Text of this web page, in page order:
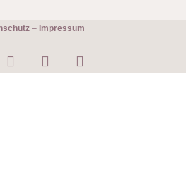
– Impressum